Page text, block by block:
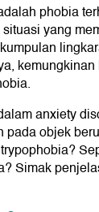
Trypophobia
phobia
yang
kemungkinan
anxiety
pada objek
Simak